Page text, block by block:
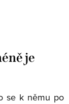
je
se k němu po